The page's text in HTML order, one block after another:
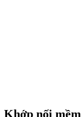
Khớp nối